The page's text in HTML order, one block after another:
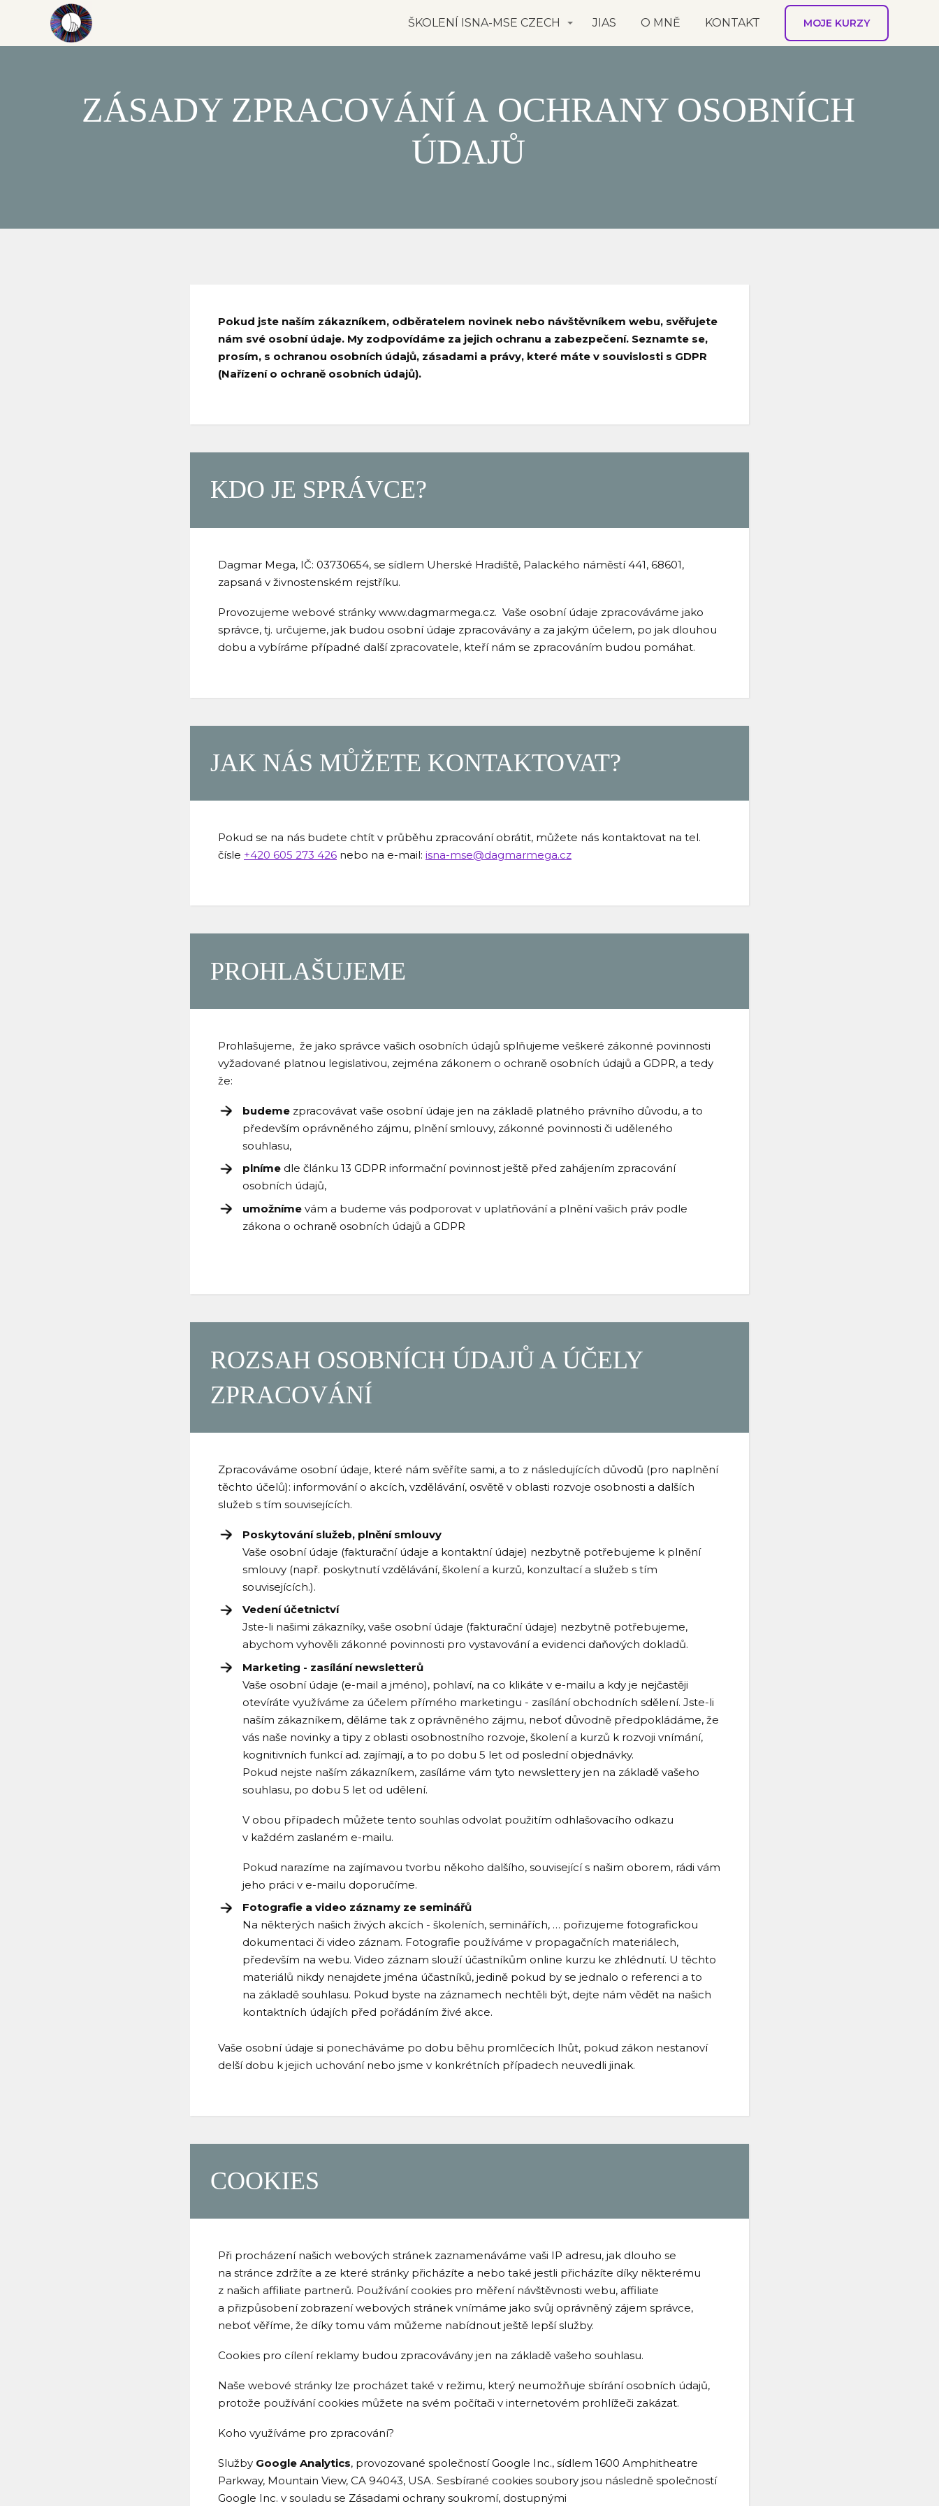
ŠKOLENÍ ISNA-MSE CZECH JIAS O MNĚ KONTAKT MOJE KURZY
ZÁSADY ZPRACOVÁNÍ A OCHRANY OSOBNÍCH
ÚDAJŮ
Pokud jste naším zákazníkem, odběratelem novinek nebo návštěvníkem webu, svěřujete
nám své osobní údaje. My zodpovídáme za jejich ochranu a zabezpečení. Seznamte se,
prosím, s ochranou osobních údajů, zásadami a právy, které máte v souvislosti s GDPR
(Nařízení o ochraně osobních údajů).
KDO JE SPRÁVCE?
Dagmar Mega, IČ: 03730654, se sídlem Uherské Hradiště, Palackého náměstí 441, 68601,
zapsaná v živnostenském rejstříku.
Provozujeme webové stránky www.dagmarmega.cz. Vaše osobní údaje zpracováváme jako
správce, tj. určujeme, jak budou osobní údaje zpracovávány a za jakým účelem, po jak dlouhou
dobu a vybíráme případné další zpracovatele, kteří nám se zpracováním budou pomáhat.
JAK NÁS MŮŽETE KONTAKTOVAT?
Pokud se na nás budete chtít v průběhu zpracování obrátit, můžete nás kontaktovat na tel.
čísle +420 605 273 426 nebo na e-mail: isna-mse@dagmarmega.cz
PROHLAŠUJEME
Prohlašujeme, že jako správce vašich osobních údajů splňujeme veškeré zákonné povinnosti
vyžadované platnou legislativou, zejména zákonem o ochraně osobních údajů a GDPR, a tedy
že:
budeme zpracovávat vaše osobní údaje jen na základě platného právního důvodu, a to
především oprávněného zájmu, plnění smlouvy, zákonné povinnosti či uděleného
souhlasu,
plníme dle článku 13 GDPR informační povinnost ještě před zahájením zpracování
osobních údajů,
umožníme vám a budeme vás podporovat v uplatňování a plnění vašich práv podle
zákona o ochraně osobních údajů a GDPR
ROZSAH OSOBNÍCH ÚDAJŮ A ÚČELY
ZPRACOVÁNÍ
Zpracováváme osobní údaje, které nám svěříte sami, a to z následujících důvodů (pro naplnění
těchto účelů): informování o akcích, vzdělávání, osvětě v oblasti rozvoje osobnosti a dalších
služeb s tím souvisejících.
Poskytování služeb, plnění smlouvy
Vaše osobní údaje (fakturační údaje a kontaktní údaje) nezbytně potřebujeme k plnění
smlouvy (např. poskytnutí vzdělávání, školení a kurzů, konzultací a služeb s tím
souvisejících.).
Vedení účetnictví
Jste-li našimi zákazníky, vaše osobní údaje (fakturační údaje) nezbytně potřebujeme,
abychom vyhověli zákonné povinnosti pro vystavování a evidenci daňových dokladů.
Marketing - zasílání newsletterů
Vaše osobní údaje (e-mail a jméno), pohlaví, na co klikáte v e-mailu a kdy je nejčastěji
otevíráte využíváme za účelem přímého marketingu - zasílání obchodních sdělení. Jste-li
naším zákazníkem, děláme tak z oprávněného zájmu, neboť důvodně předpokládáme, že
vás naše novinky a tipy z oblasti osobnostního rozvoje, školení a kurzů k rozvoji vnímání,
kognitivních funkcí ad. zajímají, a to po dobu 5 let od poslední objednávky.
Pokud nejste naším zákazníkem, zasíláme vám tyto newslettery jen na základě vašeho
souhlasu, po dobu 5 let od udělení.
V obou případech můžete tento souhlas odvolat použitím odhlašovacího odkazu
v každém zaslaném e-mailu.
Pokud narazíme na zajímavou tvorbu někoho dalšího, související s našim oborem, rádi vám
jeho práci v e-mailu doporučíme.
Fotografie a video záznamy ze seminářů
Na některých našich živých akcích - školeních, seminářích, … pořizujeme fotografickou
dokumentaci či video záznam. Fotografie používáme v propagačních materiálech,
především na webu. Video záznam slouží účastníkům online kurzu ke zhlédnutí. U těchto
materiálů nikdy nenajdete jména účastníků, jedině pokud by se jednalo o referenci a to
na základě souhlasu. Pokud byste na záznamech nechtěli být, dejte nám vědět na našich
kontaktních údajích před pořádáním živé akce.
Vaše osobní údaje si ponecháváme po dobu běhu promlčecích lhůt, pokud zákon nestanoví
delší dobu k jejich uchování nebo jsme v konkrétních případech neuvedli jinak.
COOKIES
Při procházení našich webových stránek zaznamenáváme vaši IP adresu, jak dlouho se
na stránce zdržíte a ze které stránky přicházíte a nebo také jestli přicházíte díky některému
z našich affiliate partnerů. Používání cookies pro měření návštěvnosti webu, affiliate
a přizpůsobení zobrazení webových stránek vnímáme jako svůj oprávněný zájem správce,
neboť věříme, že díky tomu vám můžeme nabídnout ještě lepší služby.
Cookies pro cílení reklamy budou zpracovávány jen na základě vašeho souhlasu.
Naše webové stránky lze procházet také v režimu, který neumožňuje sbírání osobních údajů,
protože používání cookies můžete na svém počítači v internetovém prohlížeči zakázat.
Koho využíváme pro zpracování?
Služby Google Analytics, provozované společností Google Inc., sídlem 1600 Amphitheatre
Parkway, Mountain View, CA 94043, USA. Sesbírané cookies soubory jsou následně společností
Google Inc. v souladu se Zásadami ochrany soukromí, dostupnými